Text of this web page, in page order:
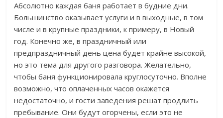
Абсолютно каждая баня работает в будние дни.
Большинство оказывает услуги и в выходные, в том
числе и в крупные праздники, к примеру, в Новый
год. Конечно же, в праздничный или
предпраздничный день цена будет крайне высокой,
но это тема для другого разговора. Желательно,
чтобы баня функционировала круглосуточно. Вполне
возможно, что оплаченных часов окажется
недостаточно, и гости заведения решат продлить
пребывание. Они будут огорчены, если это не